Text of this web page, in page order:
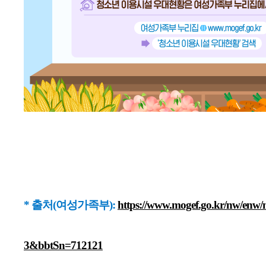
* 출처(여성가족부):https://www.mogef.go.kr/nw/
3&bbtSn=712121